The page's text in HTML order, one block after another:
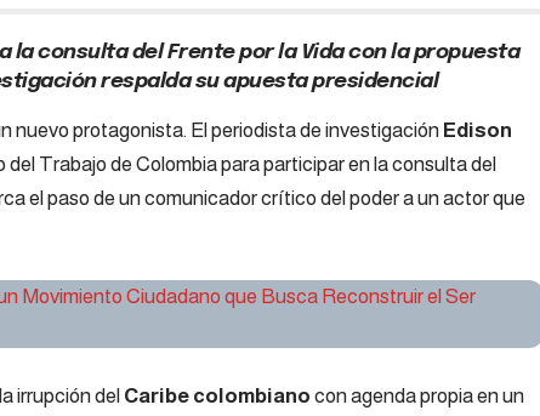
la consulta del Frente por la Vida con la propuesta
respalda su apuesta presidencial
nuevo protagonista. El periodista de investigación Edison
del Trabajo de Colombia para participar en la consulta del
el paso de un comunicador crítico del poder a un actor que
Movimiento Ciudadano que Busca Reconstruir el Ser
irrupción del Caribe colombiano con agenda propia en un